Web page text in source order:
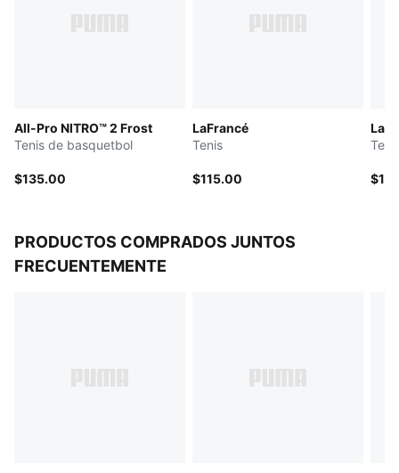
All-Pro NITRO™ 2 Frost
Tenis de basquetbol
$135.00
LaFrancé
Tenis
$115.00
PRODUCTOS COMPRADOS JUNTOS
FRECUENTEMENTE